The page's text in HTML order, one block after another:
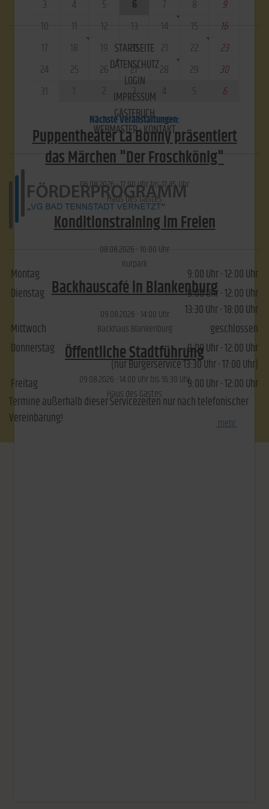
3
4 5 6 7 8
9
10
11 12 13 14 15
16
17
18 19 20 21 22
23
24
25 26 27 28 29
30
31
1 2 3 4 5 6
Nächste Veranstaltungen:
Puppentheater La Bonny präsentiert
das Märchen "Der Froschkönig"
06.​08.​2026 -17:00Uhr bis17:45Uhr
Haus des Gastes
Konditionstraining im Freien
08.​08.​2026 -10:00 Uhr
Kurpark
Backhauscafé in Blankenburg
09.​08.​2026 -14:00 Uhr
Backhaus Blankenburg
Öffentliche Stadtführung
09.​08.​2026 -14:00 Uhr bis16:30 Uhr
Haus des Gastes
mehr
STARTSEITE
DATENSCHUTZ
LOGIN
IMPRESSUM
GÄSTEBUCH
WEBMASTER - KONTAKT
Montag
9:00 Uhr - 12:00 Uhr
Dienstag
9:00 Uhr - 12:00 Uhr
13:30 Uhr - 18:00 Uhr
Mittwoch
geschlossen
Donnerstag
9:00 Uhr - 12:00 Uhr
(nur Bürgerservice 13:30 Uhr - 17:00 Uhr)
Freitag
9:00 Uhr - 12:00 Uhr
Termine außerhalb dieser Servicezeiten nur nach telefonischer
Vereinbarung!